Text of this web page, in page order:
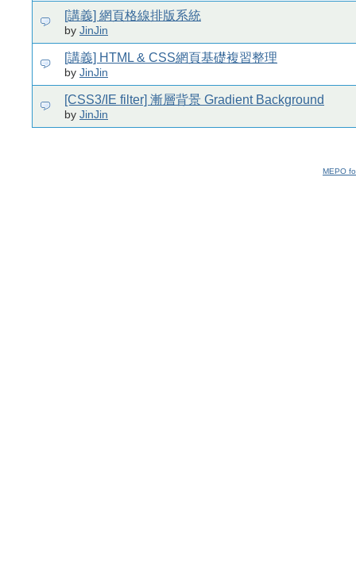
[講義] 網頁格線排版系統
by JinJin
[講義] HTML & CSS網頁基礎複習整理
by JinJin
[CSS3/IE filter] 漸層背景 Gradient Background
by JinJin
MEPO